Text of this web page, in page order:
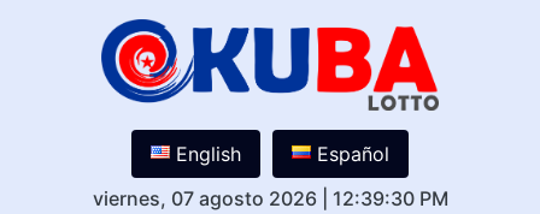
English
Español
viernes, 07 agosto 2026
12:39:30 PM